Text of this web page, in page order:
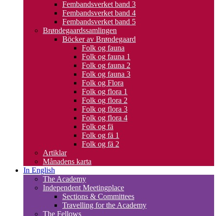
Fembandsverket band 3
Fembandsverket band 4
Fembandsverket band 5
Brøndegaardssamlingen
Böcker av Brøndegaard
Folk og fauna
Folk og fauna 1
Folk og fauna 2
Folk og fauna 3
Folk og Flora
Folk og flora 1
Folk og flora 2
Folk og flora 3
Folk og flora 4
Folk og fä
Folk og fä 1
Folk og fä 2
Artiklar
Månadens karta
In English
The Academy
Independent Meetingplace
Sections & Committees
Travelling for the Academy
The Fellows